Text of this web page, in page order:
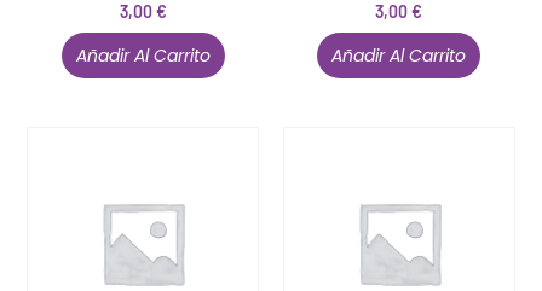
3,00€
Añadir Al Carrito
3,00€
Añadir Al Carrito